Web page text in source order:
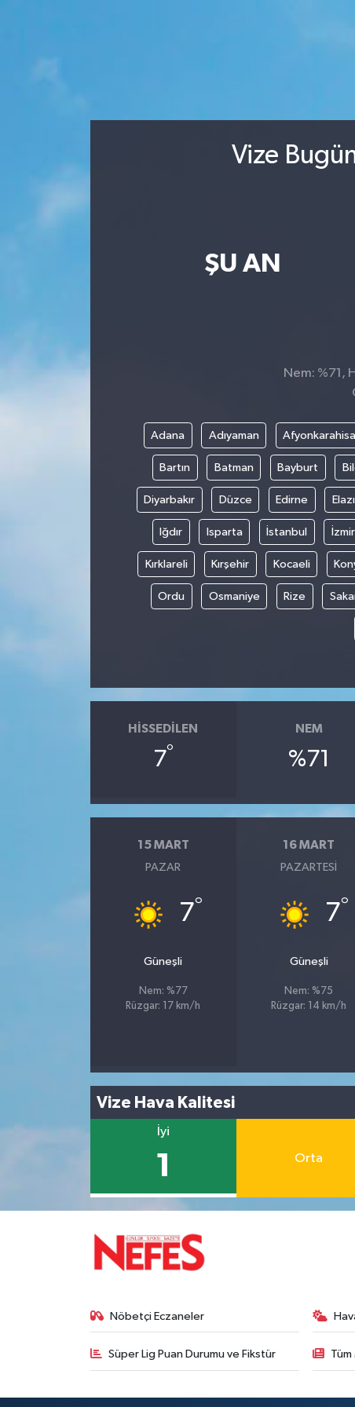
Vize
ŞU AN
Nem: %71,
Adana Adıyaman
Bartın Batman Bayburt
Diyarbakır Düzce Edirne
Iğdır Isparta İstanbul İzmir
Kırklareli Kırşehir Kocaeli
Ordu Osmaniye Rize
HISSEDILEN
7°
NEM
%71
15 MART
PAZAR
7°
Güneşli
Nem: %77
Rüzgar: 17 km/h
16 MART
PAZARTESI
7°
Güneşli
Nem: %75
Rüzgar: 14 km/h
Vize Hava Kalitesi
İyi
1 Orta
Nöbetçi Eczaneler
Süper Lig Puan Durumu ve Fikstür